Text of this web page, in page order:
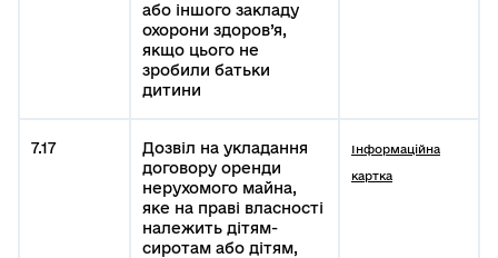
або іншого закладу
охорони здоров’я,
якщо цього не
зробили батьки
дитини
7.17
Дозвіл на укладання
договору оренди
нерухомого майна,
яке на праві власності
належить дітям-
сиротам або дітям,
Інформаційна
картка